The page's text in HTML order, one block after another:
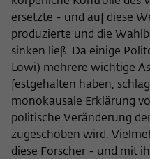
ersetzte - und auf diese
produzierte und die
sinken ließ. Da einige
Lowi) mehrere wichtige
festgehalten haben,
monokausale Erklärung
politische Veränderung
zugeschoben wird.
diese Forscher - und mit